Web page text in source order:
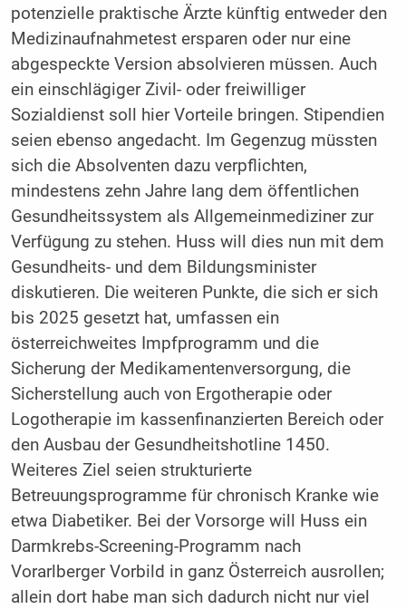
potenzielle praktische Ärzte künftig entweder den
Medizinaufnahmetest ersparen oder nur eine
abgespeckte Version absolvieren müssen. Auch
ein einschlägiger Zivil- oder freiwilliger
Sozialdienst soll hier Vorteile bringen. Stipendien
seien ebenso angedacht. Im Gegenzug müssten
sich die Absolventen dazu verpflichten,
mindestens zehn Jahre lang dem öffentlichen
Gesundheitssystem als Allgemeinmediziner zur
Verfügung zu stehen. Huss will dies nun mit dem
Gesundheits- und dem Bildungsminister
diskutieren. Die weiteren Punkte, die sich er sich
bis 2025 gesetzt hat, umfassen ein
österreichweites Impfprogramm und die
Sicherung der Medikamentenversorgung, die
Sicherstellung auch von Ergotherapie oder
Logotherapie im kassenfinanzierten Bereich oder
den Ausbau der Gesundheitshotline 1450.
Weiteres Ziel seien strukturierte
Betreuungsprogramme für chronisch Kranke wie
etwa Diabetiker. Bei der Vorsorge will Huss ein
Darmkrebs-Screening-Programm nach
Vorarlberger Vorbild in ganz Österreich ausrollen;
allein dort habe man sich dadurch nicht nur viel